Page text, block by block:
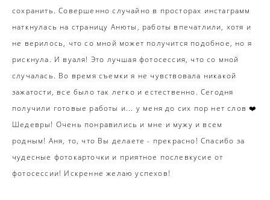
сохранить. Совершенно случайно в просторах инстаграмм
наткнулась на страницу Анюты, работы впечатлили, хотя и
не верилось, что со мной может получится подобное, но я
рискнула. И вуаля! Это лучшая фотосессия, что со мной
случалась. Во время съемки я не чувствовала никакой
зажатости, все было так легко и естественно. Сегодня
получили готовые работы и... у меня до сих пор нет слов ❤️
Шедевры! Очень понравились и мне и мужу и всем
родным! Аня, то, что Вы делаете - прекрасно! Спасибо за
чудесные фотокарточки и приятное послевкусие от
фотосессии! Искренне желаю успехов!